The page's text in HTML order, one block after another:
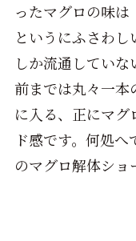
ったマグロの味
というにふさわ
しか流通してい
前までは丸々一
に入る、正にマグ
ド感です。何処
のマグロ解体ショ